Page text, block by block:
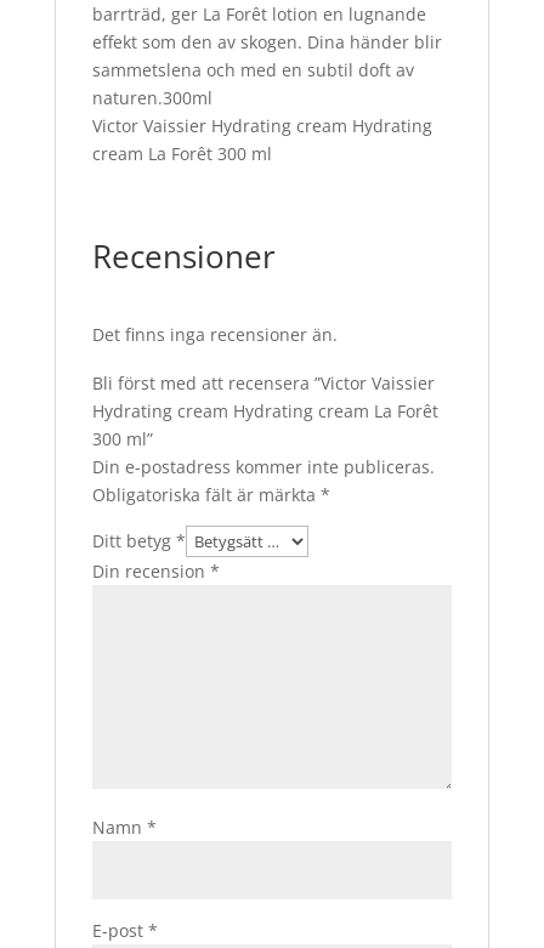
barrträd, ger La Forêt lotion en lugnande
effekt som den av skogen. Dina händer blir
sammetslena och med en subtil doft av
naturen.300ml
Victor Vaissier Hydrating cream Hydrating
cream La Forêt 300 ml
Recensioner
Det finns inga recensioner än.
Bli först med att recensera ”Victor Vaissier
Hydrating cream Hydrating cream La Forêt
300 ml”
Din e-postadress kommer inte publiceras.
Obligatoriska fält är märkta *
Ditt betyg *
Din recension *
Namn *
E-post *